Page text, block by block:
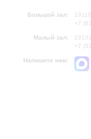
Большой зал:
+7
Малый зал:
+7
Напишите нам: